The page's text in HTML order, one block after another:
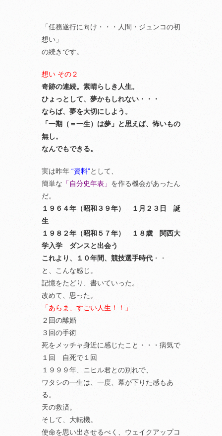
「任務遂行に向け・・・人間・ジュンコの初
想い」
の続きです。
想い その２
奇跡の連続。素晴らしき人生。
ひょっとして、夢かもしれない・・・
ならば、夢を大切にしよう。
「一期（＝一生）は夢」と思えば、怖いもの
無し。
なんでもできる。
実は昨年 “資料”として、
簡単な 「自分史年表」 を作る機会があったん
だ。
１９６４年（昭和３９年） １月２３日 誕
生
１９８２年（昭和５７年） １８歳 関西大
学入学 ダンスと出会う
これより、１０年間、競技選手時代 ・・
と、こんな感じ。
記憶をたどり、書いていった。
改めて、思った。
「あらま、すごい人生！！」
２回の離婚
３回の手術
死をメッチャ身近に感じたこと・・・病気で
１回 自死で１回
１９９９年、ニヒル君との別れで、
ワタシの一生は、一度、幕が下りた感もあ
る。
天の救済。
そして、大転機。
使命を思い出させるべく、ウェイクアップコ